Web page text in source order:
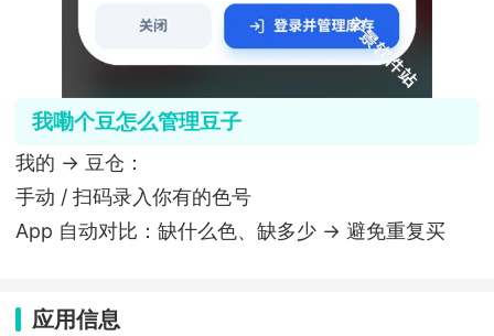
我嘞个豆怎么管理豆子
我的 → 豆仓：
手动 / 扫码录入你有的色号
App 自动对比：缺什么色、缺多少 → 避免重复买
应用信息